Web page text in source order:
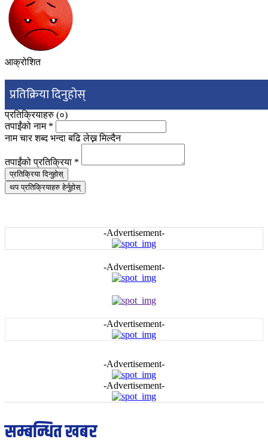
आक्रोशित
प्रतिक्रिया दिनुहोस्
प्रतिक्रियाहरु (०)
तपाईंको नाम *
नाम चार शब्द भन्दा बढि लेख्न मिल्दैन
तपाईंको प्रतिक्रिया *
प्रतिक्रिया दिनुहोस्
थप प्रतिक्रियाहरु हेर्नुहोस्
-Advertisement-
-Advertisement-
-Advertisement-
-Advertisement-
-Advertisement-
सम्बन्धित खबर